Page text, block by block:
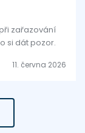
zařazování
si dát pozor.
11. června 2026